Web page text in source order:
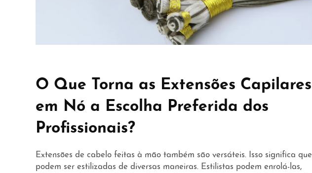
O Que Torna as Extensões Capilares
em Nó a Escolha Preferida dos
Profissionais?
Extensões de cabelo feitas à mão também são versáteis. Isso significa que
podem ser estilizadas de diversas maneiras. Estilistas podem enrolá-las,